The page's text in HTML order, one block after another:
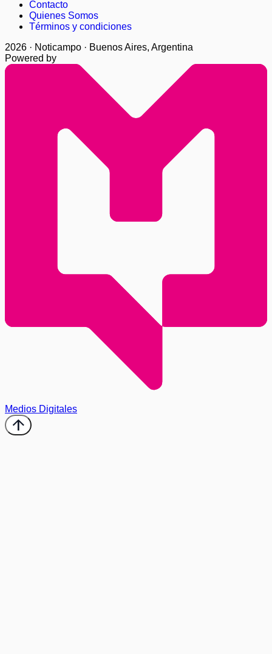
Contacto
Quienes Somos
Términos y condiciones
2026 · Noticampo · Buenos Aires, Argentina
Powered by
Medios Digitales
arrow_upward